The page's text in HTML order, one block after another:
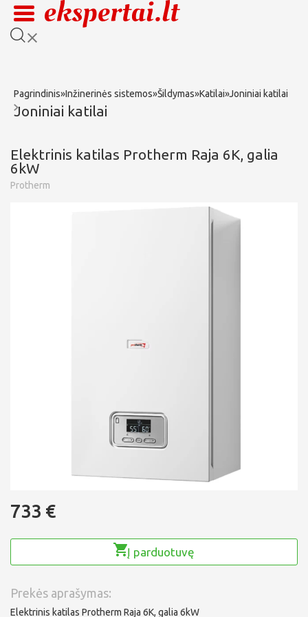
Pagrindinis»Inžinerinės sistemos»Šildymas»Katilai»Joniniai katilai
Joniniai katilai
Elektrinis katilas Protherm Raja 6K, galia
6kW
Protherm
733 €
Į parduotuvę
Prekės aprašymas:
Elektrinis katilas Protherm Raja 6K, galia 6kW